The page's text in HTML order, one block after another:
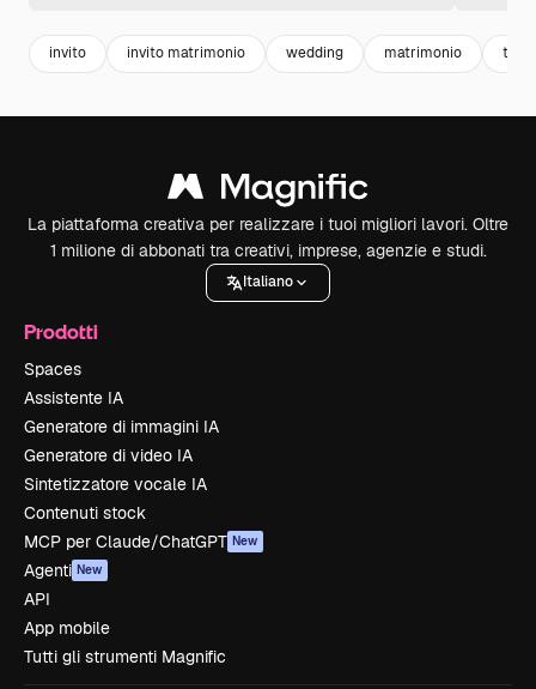
invito invito matrimonio wedding matrimonio
La piattaforma creativa per realizzare i tuoi migliori lavori. Oltre
1 milione di abbonati tra creativi, imprese, agenzie e studi.
Italiano
Prodotti
Spaces
Assistente IA
Generatore di immagini IA
Generatore di video IA
Sintetizzatore vocale IA
Contenuti stock
MCP per Claude/ChatGPT New
Agenti New
API
App mobile
Tutti gli strumenti Magnific